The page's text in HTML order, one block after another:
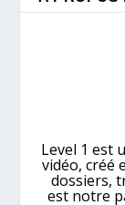
Level 1 est
vidéo, créé
dossiers,
est notre